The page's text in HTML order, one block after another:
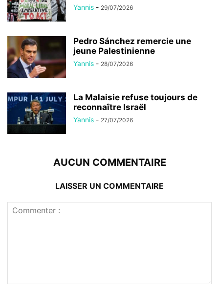
Yannis - 29/07/2026
Pedro Sánchez remercie une
jeune Palestinienne
Yannis - 28/07/2026
La Malaisie refuse toujours de
reconnaître Israël
Yannis - 27/07/2026
AUCUN COMMENTAIRE
LAISSER UN COMMENTAIRE